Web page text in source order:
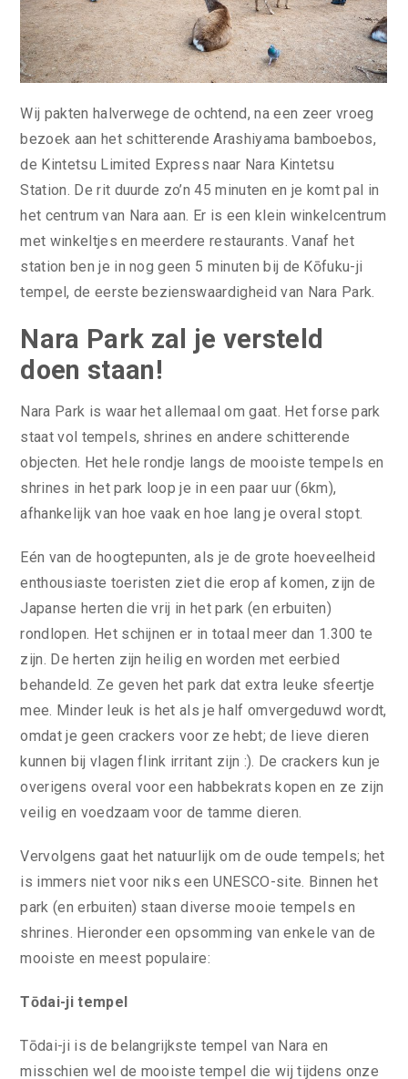
Wij pakten halverwege de ochtend, na een zeer vroeg
bezoek aan het schitterende Arashiyama bamboebos,
de Kintetsu Limited Express naar Nara Kintetsu
Station. De rit duurde zo’n 45 minuten en je komt pal in
het centrum van Nara aan. Er is een klein winkelcentrum
met winkeltjes en meerdere restaurants. Vanaf het
station ben je in nog geen 5 minuten bij de Kōfuku-ji
tempel, de eerste bezienswaardigheid van Nara Park.
Nara Park zal je versteld
doen staan!
Nara Park is waar het allemaal om gaat. Het forse park
staat vol tempels, shrines en andere schitterende
objecten. Het hele rondje langs de mooiste tempels en
shrines in het park loop je in een paar uur (6km),
afhankelijk van hoe vaak en hoe lang je overal stopt.
Eén van de hoogtepunten, als je de grote hoeveelheid
enthousiaste toeristen ziet die erop af komen, zijn de
Japanse herten die vrij in het park (en erbuiten)
rondlopen. Het schijnen er in totaal meer dan 1.300 te
zijn. De herten zijn heilig en worden met eerbied
behandeld. Ze geven het park dat extra leuke sfeertje
mee. Minder leuk is het als je half omvergeduwd wordt,
omdat je geen crackers voor ze hebt; de lieve dieren
kunnen bij vlagen flink irritant zijn :). De crackers kun je
overigens overal voor een habbekrats kopen en ze zijn
veilig en voedzaam voor de tamme dieren.
Vervolgens gaat het natuurlijk om de oude tempels; het
is immers niet voor niks een UNESCO-site. Binnen het
park (en erbuiten) staan diverse mooie tempels en
shrines. Hieronder een opsomming van enkele van de
mooiste en meest populaire:
Tōdai-ji tempel
Tōdai-ji is de belangrijkste tempel van Nara en
misschien wel de mooiste tempel die wij tijdens onze